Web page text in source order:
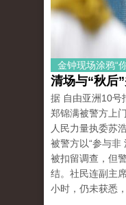
金钟现场涂鸦“
清场与“秋后
据 自由亚洲10号
郑锦满被警方上
人民力量执委苏
被警方以“参与非
被扣留调查，但
结。社民连副主
小时，仍未获悉